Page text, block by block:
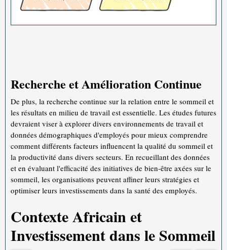
Recherche et Amélioration Continue
De plus, la recherche continue sur la relation entre le sommeil et
les résultats en milieu de travail est essentielle. Les études futures
devraient viser à explorer divers environnements de travail et
données démographiques d'employés pour mieux comprendre
comment différents facteurs influencent la qualité du sommeil et
la productivité dans divers secteurs. En recueillant des données
et en évaluant l'efficacité des initiatives de bien-être axées sur le
sommeil, les organisations peuvent affiner leurs stratégies et
optimiser leurs investissements dans la santé des employés.
Contexte Africain et
Investissement dans le Sommeil